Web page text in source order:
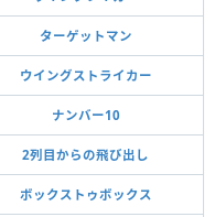
ターゲットマン
ウイングストライカー
ナンバー10
2列目からの飛び出し
ボックストゥボックス